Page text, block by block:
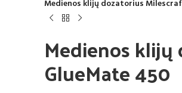
Medienos klijų dozatorius
Medienos
GlueMate 450